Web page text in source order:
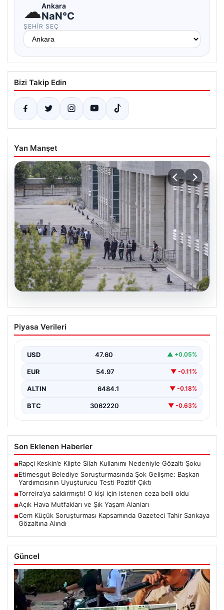
☁Ankara
NaN°C
ŞEHIR SEÇ
Bizi Takip Edin
Yan Manşet
Etimesgut Belediye Soruşturmasında
Şok Gelişme: Başkan Yardımcısının
Etimesgut Belediyesi’nde yürütülen kapsamlı
Belediye Başkan Yardımcısı…
Piyasa Verileri
USD 47.60 ▲ +0.05%
EUR 54.97 ▼ -0.11%
ALTIN 6484.1 ▼ -0.18%
BTC 3062220 ▼ -0.63%
Son Eklenen Haberler
■Rapçi Keskin’e Klipte Silah Kullanımı Nedeniyle Gözaltı Şoku
■Etimesgut Belediye Soruşturmasında Şok Gelişme: Başkan
Yardımcısının Uyuşturucu Testi Pozitif Çıktı
■Torreira’ya saldırmıştı! O kişi için istenen ceza belli oldu
■Açık Hava Mutfakları ve Şık Yaşam Alanları
■Cem Küçük Soruşturması Kapsamında Gazeteci Tahir Sarıkaya
Gözaltına Alındı
Güncel